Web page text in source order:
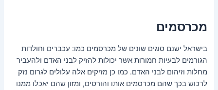
מכרסמים
בישראל ישנם סוגים שונים של מכרסמים כמו: עכברים וחולדות
הגורמים לבעיות חמורות אשר יכולות להזיק לבני האדם ולהעביר
מחלות וזיהום לבני האדם. כמו כן מזיקים אלה עלולים לגרום נזק
לרכוש בכך שהם מכרסמים אותו והורסים, ומזון שהם יאכלו ממנו